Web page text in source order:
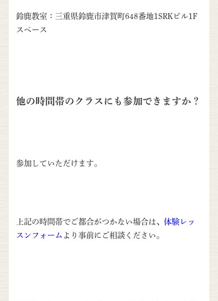
鈴鹿教室：三重県鈴鹿市津賀町648番地1SRKビル1F
スペース
他の時間帯のクラスにも参加できますか？
参加していただけます。
上記の時間帯でご都合がつかない場合は、 体験レッ
スンフォーム より事前にご相談ください。